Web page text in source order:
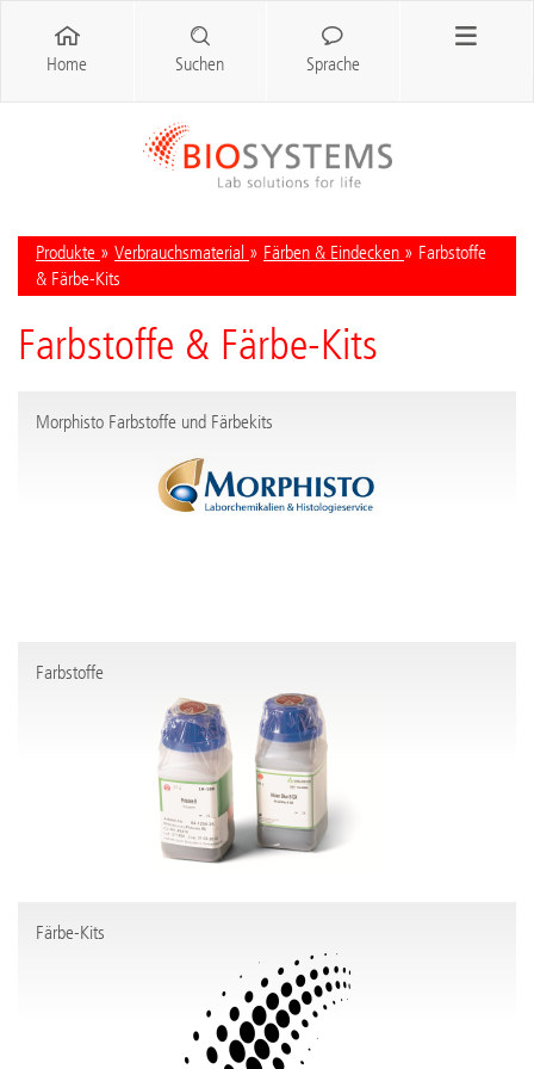
Produkte » Verbrauchsmaterial » Färben & Eindecken » Farbstoffe
& Färbe-Kits
Farbstoffe & Färbe-Kits
Morphisto Farbstoffe und Färbekits
Farbstoffe
Färbe-Kits
Home Suchen Sprache